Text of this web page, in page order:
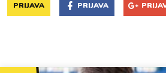
PRIJAVA PRIJAVA